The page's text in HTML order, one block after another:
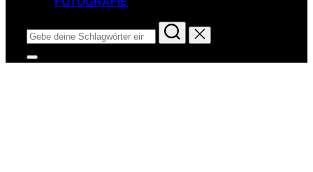
Suchen
nach:
Seitenleiste